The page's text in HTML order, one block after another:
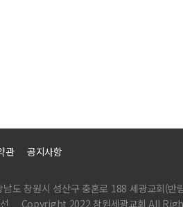
관 공지사항
남도 창원시 성산구 충혼로 188 세광교회(반
Copyright 2022 창원세광교회 All